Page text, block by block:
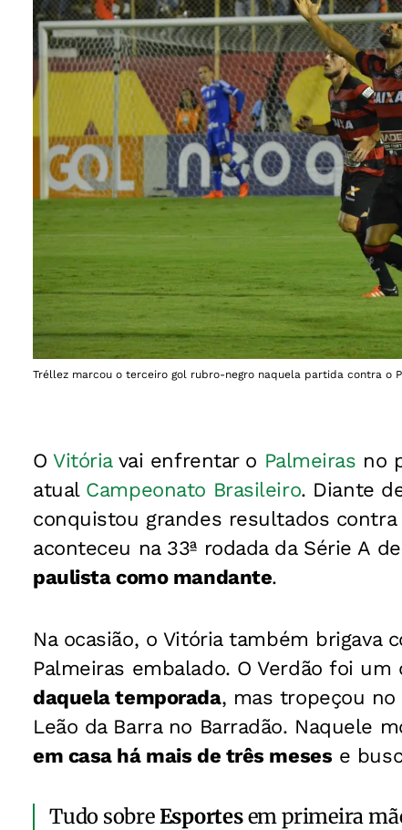
Tréllez marcou o terceiro gol rubro-negro naquela partida contra o
OVitóriavai enfrentar o Palmeiras no
atual Campeonato Brasileiro. Diante
conquistou grandes resultados
aconteceu na 33ª rodada da Série A de
paulista como mandante.
Na ocasião, o Vitória também brigava
Palmeiras embalado. O Verdão foi um
daquela temporada, mas tropeçou
Leão da Barra no Barradão. Naquele
em casa há mais de três meses e
Tudo sobreEsportesem primeira